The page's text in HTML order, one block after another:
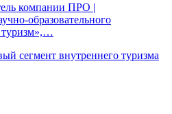
компании ПРО |
образовательного
туризм»,…